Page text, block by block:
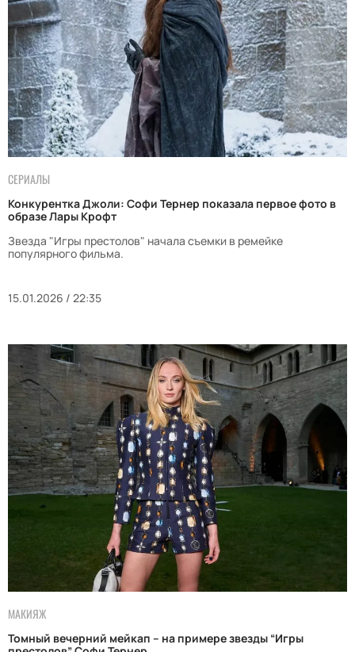
СЕРИАЛЫ
Конкурентка Джоли: Софи Тернер показала первое фото в
образе Лары Крофт
Звезда "Игры престолов" начала съемки в ремейке
популярного фильма.
15.01.2026 / 22:35
МАКИЯЖ
Томный вечерний мейкап – на примере звезды “Игры